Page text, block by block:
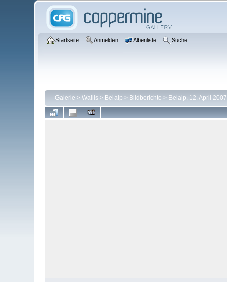
Startseite Anmelden Albenliste Suche
Galerie > Wallis> Belalp > Bildberichte > Belalp, 12. April 2007